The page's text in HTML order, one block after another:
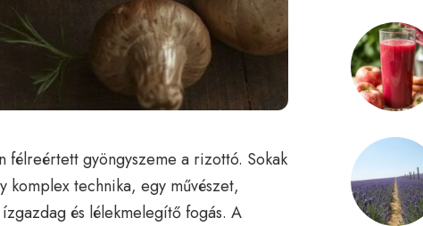
félreértett gyöngyszeme a rizottó. Sokak
komplex technika, egy művészet,
és lélekmelegítő fogás. A